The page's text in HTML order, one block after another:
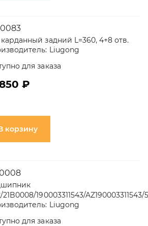
задний L=360, 4+8 отв.
Liugong
для заказа
₽
корзину
21B0008/190003311543/AZ190003311543/
Liugong
для заказа